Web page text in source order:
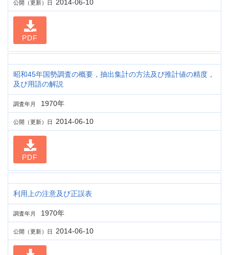
公開（更新）日 2014-06-10
PDF
昭和45年国勢調査の概要，抽出集計の方法及び推計値の精度，
及び用語の解説
調査年月 1970年
公開（更新）日 2014-06-10
PDF
利用上の注意及び正誤表
調査年月 1970年
公開（更新）日 2014-06-10